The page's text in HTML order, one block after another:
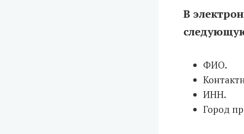
В
ФИО.
ИНН.
Город